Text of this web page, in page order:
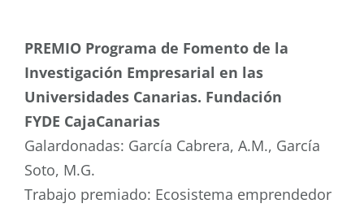
PREMIO Programa de Fomento de la
Investigación Empresarial en las
Universidades Canarias. Fundación
FYDE CajaCanarias
Galardonadas: García Cabrera, A.M., García
Soto, M.G.
Trabajo premiado: Ecosistema emprendedor